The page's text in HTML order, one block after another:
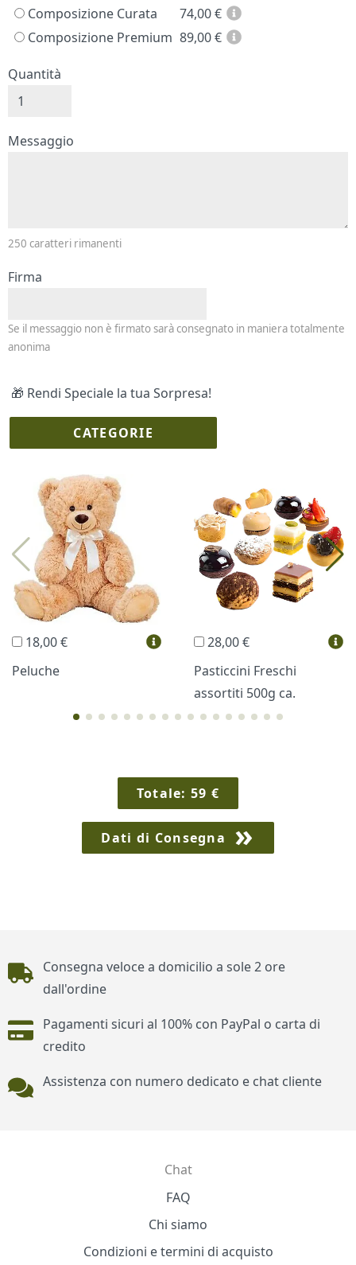
Composizione Curata
74,00€
Composizione Premium 89,00€
Quantità
Messaggio e firma
Messaggio
250 caratteri rimanenti
Firma
Se il messaggio non è firmato sarà consegnato in maniera totalmente
anonima
🎁 Rendi Speciale la tua Sorpresa!
CATEGORIE
I più scelti
Profumi Collane Lussoni®
Trudi® THUN®
Regali Personalizzati
18,00 €
Peluche
28,00 €
Pasticcini Freschi
assortiti 500g ca.
Totale:59 €
Dati di Consegna
Piè di pagina
Consegna veloce a domicilio a sole 2 ore
dall'ordine
Pagamenti sicuri al 100% con PayPal o carta di
credito
Assistenza con numero dedicato e chat cliente
Chat
FAQ
Chi siamo
Condizioni e termini di acquisto